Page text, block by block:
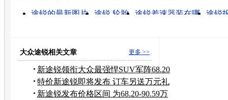
途锐的最新图片 途锐 轮胎 途锐差速器装在哪
途锐
更多 >>
大众途锐相关文章
新途锐领衔大众最强悍SUV军阵68.20
万起售
特价新途锐即将发布 订车另送万元礼
包
新途锐发布价格区间 为68.20-90.59万